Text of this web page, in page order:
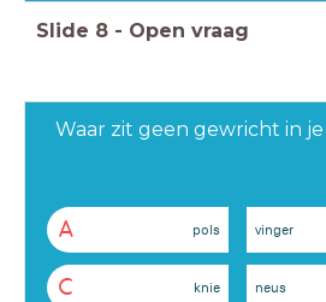
Slide 8 - Open vraag
Waar zit geen gewricht in je
A pols vinger
C knie neus